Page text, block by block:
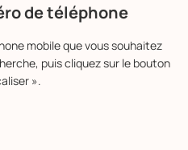
de téléphone
mobile que vous souhaitez
puis cliquez sur le bouton
».